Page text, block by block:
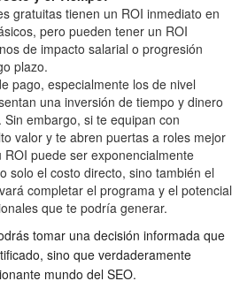
gratuitas tienen un ROI inmediato en
pero pueden tener un ROI
de impacto salarial o progresión
plazo.
pago, especialmente los de nivel
una inversión de tiempo y dinero
Sin embargo, si te equipan con
valor y te abren puertas a roles mejor
ROI puede ser exponencialmente
solo el costo directo, sino también el
completar el programa y el potencial
que te podría generar.
tomar una decisión informada que
sino que verdaderamente
mundo del SEO.